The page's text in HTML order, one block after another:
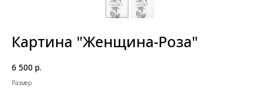
Картина "Женщина-Роза"
6 500 р.
Размер